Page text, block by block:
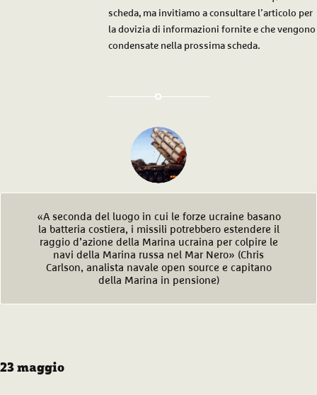
scheda, ma invitiamo a consultare l’articolo per
la dovizia di informazioni fornite e che vengono
condensate nella prossima scheda.
«A seconda del luogo in cui le forze ucraine basano
la batteria costiera, i missili potrebbero estendere il
raggio d’azione della Marina ucraina per colpire le
navi della Marina russa nel Mar Nero» (Chris
Carlson, analista navale open source e capitano
della Marina in pensione)
23 maggio